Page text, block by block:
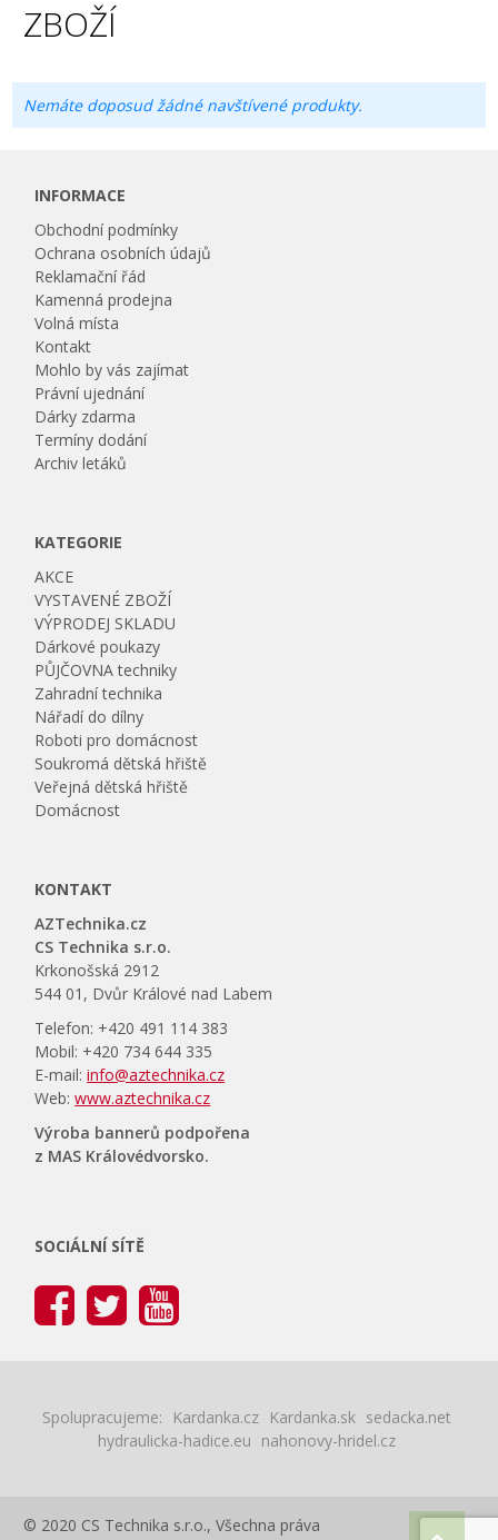
ZBOŽÍ
Nemáte doposud žádné navštívené produkty.
INFORMACE
Obchodní podmínky
Ochrana osobních údajů
Reklamační řád
Kamenná prodejna
Volná místa
Kontakt
Mohlo by vás zajímat
Právní ujednání
Dárky zdarma
Termíny dodání
Archiv letáků
KATEGORIE
AKCE
VYSTAVENÉ ZBOŽÍ
VÝPRODEJ SKLADU
Dárkové poukazy
PŮJČOVNA techniky
Zahradní technika
Nářadí do dílny
Roboti pro domácnost
Soukromá dětská hřiště
Veřejná dětská hřiště
Domácnost
KONTAKT
AZTechnika.cz
CS Technika s.r.o.
Krkonošská 2912
544 01, Dvůr Králové nad Labem
Telefon: +420 491 114 383
Mobil: +420 734 644 335
E-mail:info@aztechnika.cz
Web:www.aztechnika.cz
Výroba bannerů podpořena
z MAS Královédvorsko.
SOCIÁLNÍ SÍTĚ
Spolupracujeme: Kardanka.cz Kardanka.sk sedacka.net
hydraulicka-hadice.eu nahonovy-hridel.cz
© 2020 CS Technika s.r.o., Všechna práva